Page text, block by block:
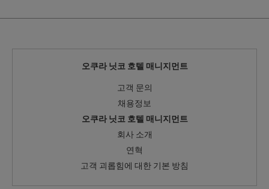
오쿠라 닛코 호텔 매니지먼트
고객 문의
채용정보
오쿠라 닛코 호텔 매니지먼트
회사 소개
연혁
고객 괴롭힘에 대한 기본 방침